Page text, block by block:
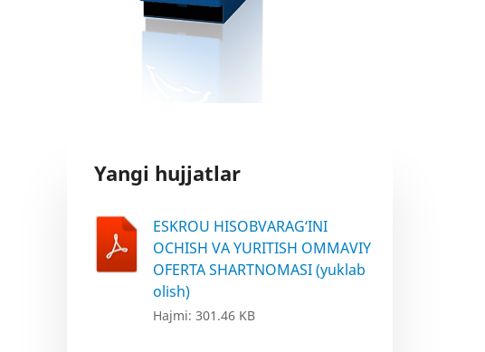
Yangi hujjatlar
ESKROU HISOBVARAG‘INI
OCHISH VA YURITISH OMMAVIY
OFERTA SHARTNOMASI (yuklab
olish)
Hajmi: 301.46 KB